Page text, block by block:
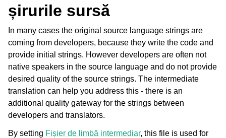
șirurile sursă
In many cases the original source language strings are
coming from developers, because they write the code and
provide initial strings. However developers are often not
native speakers in the source language and do not provide
desired quality of the source strings. The intermediate
translation can help you address this - there is an
additional quality gateway for the strings between
developers and translators.
By setting Fișier de limbă intermediar, this file is used for